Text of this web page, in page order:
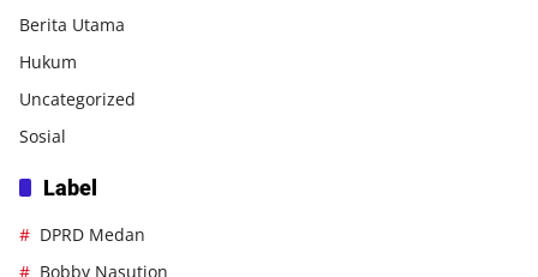
Berita Utama
Hukum
Uncategorized
Sosial
Label
DPRD Medan
Bobby Nasution